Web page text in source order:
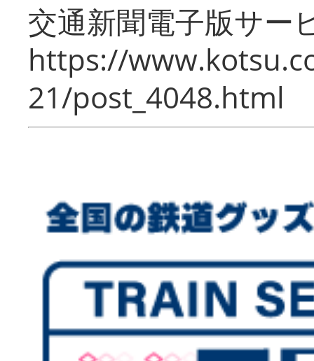
交通新聞電子版サー
https://
21/post_4048.html